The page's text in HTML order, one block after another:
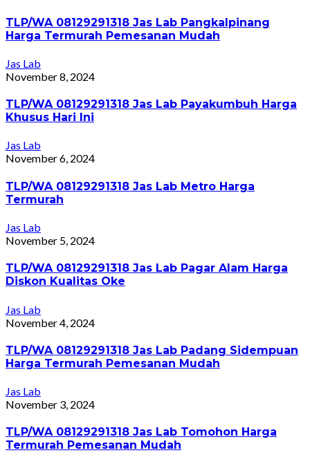
TLP/WA 08129291318 Jas Lab Pangkalpinang
Harga Termurah Pemesanan Mudah
Jas Lab
November 8, 2024
TLP/WA 08129291318 Jas Lab Payakumbuh Harga
Khusus Hari Ini
Jas Lab
November 6, 2024
TLP/WA 08129291318 Jas Lab Metro Harga
Termurah
Jas Lab
November 5, 2024
TLP/WA 08129291318 Jas Lab Pagar Alam Harga
Diskon Kualitas Oke
Jas Lab
November 4, 2024
TLP/WA 08129291318 Jas Lab Padang Sidempuan
Harga Termurah Pemesanan Mudah
Jas Lab
November 3, 2024
TLP/WA 08129291318 Jas Lab Tomohon Harga
Termurah Pemesanan Mudah